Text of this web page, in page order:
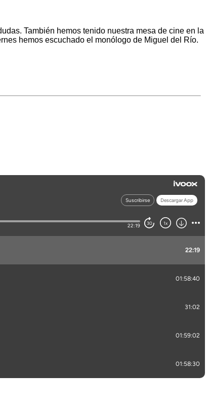
También hemos tenido nuestra mesa de cine en la
hemos escuchado el monólogo de Miguel del Río.